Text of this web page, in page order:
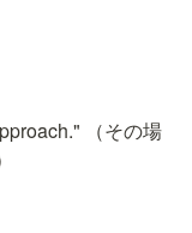
（その場